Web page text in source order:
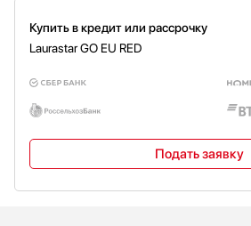
Купить в кредит или рассрочку
Laurastar GO EU RED
Подать заявку